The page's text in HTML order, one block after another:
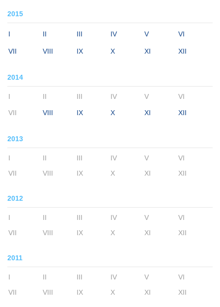
2015
I II III IV V VI
VII VIII IX X XI XII
2014
I II III IV V VI
VII VIII IX X XI XII
2013
I II III IV V
VI
VII
VIII IX X XI XII
2012
I II III IV V
VI
VII
VIII IX X XI XII
2011
I II III IV V
VI
VII
VIII IX X XI XII